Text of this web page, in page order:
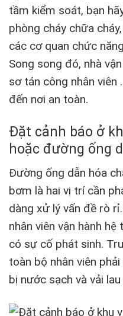
tầm kiểm soát, bạn
phòng cháy chữa
các cơ quan chức
Song song đó, nhà
sơ tán công nhân viên
đến nơi an toàn.
Đặt cảnh báo ở
hoặc đường ống
Đường ống dẫn hóa
bơm là hai vị trí cần
dàng xử lý vấn đề rò
nhân viên vận hành
có sự cố phát sinh.
toàn bộ nhân viên
bị nước sạch và vải